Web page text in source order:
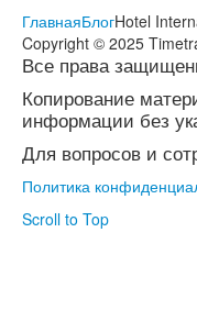
ГлавнаяБлогHotel
Copyright © 2025
Все права
Копирование
информации без
Для вопросов и
Политика
Scroll to Top